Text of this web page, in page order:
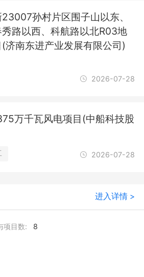
泥制品销售；工程技术服务
理、勘察、设计、监理除
术服务、技术开发、技术咨
交流、技术转让、技术推广；
承包工程；土石方工程施工；
制品研发；金属结构制造；金
；软件开发；软件销售；大
）；人工智能应用软件开发；
联网应用服务；物联网设备销
信技术服务；集成电路设计；
字文化创意软件开发；数字内
务（不含出版发行）；进出口
物进出口；技术进出口；第一
孙村片区围子山以东、
路以西、科航路以北R03地
济南东进产业发展有限公司)
2026-07-28
万千瓦风电项目(中船科技股
2026-07-28
进入详情 >
项目数: 8